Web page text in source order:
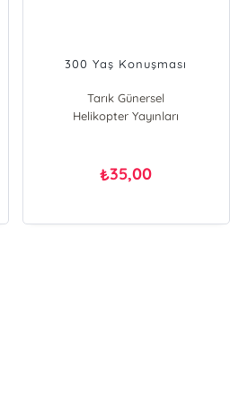
300 Yaş Konuşması
Tarık Günersel
Helikopter Yayınları
₺35,00